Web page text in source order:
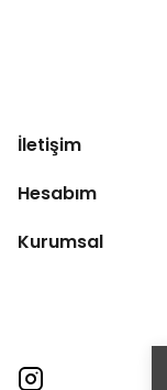
İletişim
Hesabım
Kurumsal